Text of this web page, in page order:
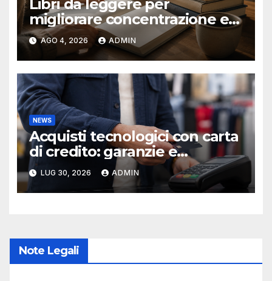
Libri da leggere per
migliorare concentrazione e
produttività
AGO 4, 2026 ADMIN
NEWS
Acquisti tecnologici con carta
di credito: garanzie e
protezioni
LUG 30, 2026 ADMIN
Note Legali